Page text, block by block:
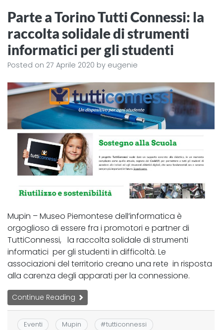
Parte a Torino Tutti Connessi: la
raccolta solidale di strumenti
informatici per gli studenti
Posted on 27 Aprile 2020 by eugenie
Mupin – Museo Piemontese dell’informatica è
orgoglioso di essere fra i promotori e partner di
TuttiConnessi, la raccolta solidale di strumenti
informatici per gli studenti in difficoltà. Le
associazioni del territorio creano una rete in risposta
alla carenza degli apparati per la connessione.
Continue Reading
Eventi Mupin #tutticonnessi